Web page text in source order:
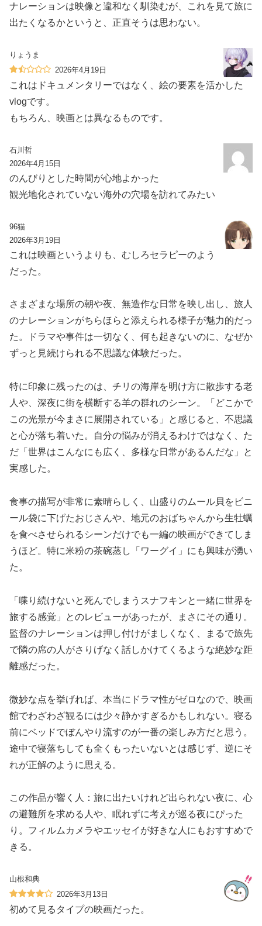
ナレーションは映像と違和なく馴染むが、これを見て旅に
出たくなるかというと、正直そうは思わない。
りょうま
2026年4月19日
これはドキュメンタリーではなく、絵の要素を活かした
vlogです。
もちろん、映画とは異なるものです。
石川哲
2026年4月15日
のんびりとした時間が心地よかった
観光地化されていない海外の穴場を訪れてみたい
96猫
2026年3月19日
これは映画というよりも、むしろセラピーのよう
だった。
さまざまな場所の朝や夜、無造作な日常を映し出し、旅人
のナレーションがちらほらと添えられる様子が魅力的だっ
た。ドラマや事件は一切なく、何も起きないのに、なぜか
ずっと見続けられる不思議な体験だった。
特に印象に残ったのは、チリの海岸を明け方に散歩する老
人や、深夜に街を横断する羊の群れのシーン。「どこかで
この光景が今まさに展開されている」と感じると、不思議
と心が落ち着いた。自分の悩みが消えるわけではなく、た
だ「世界はこんなにも広く、多様な日常があるんだな」と
実感した。
食事の描写が非常に素晴らしく、山盛りのムール貝をビニ
ール袋に下げたおじさんや、地元のおばちゃんから生牡蠣
を食べさせられるシーンだけでも一編の映画ができてしま
うほど。特に米粉の茶碗蒸し「ワーグイ」にも興味が湧い
た。
「喋り続けないと死んでしまうスナフキンと一緒に世界を
旅する感覚」とのレビューがあったが、まさにその通り。
監督のナレーションは押し付けがましくなく、まるで旅先
で隣の席の人がさりげなく話しかけてくるような絶妙な距
離感だった。
微妙な点を挙げれば、本当にドラマ性がゼロなので、映画
館でわざわざ観るには少々静かすぎるかもしれない。寝る
前にベッドでぼんやり流すのが一番の楽しみ方だと思う。
途中で寝落ちしても全くもったいないとは感じず、逆にそ
れが正解のように思える。
この作品が響く人：旅に出たいけれど出られない夜に、心
の避難所を求める人や、眠れずに考えが巡る夜にぴった
り。フィルムカメラやエッセイが好きな人にもおすすめで
きる。
山根和典
2026年3月13日
初めて見るタイプの映画だった。